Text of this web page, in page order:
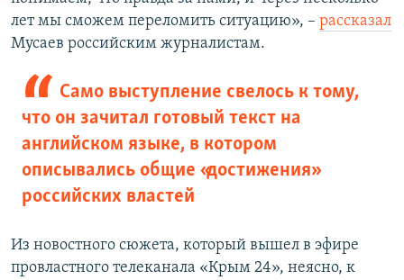
лет мы сможем переломить ситуацию», – рассказал
Мусаев российским журналистам.
Само выступление свелось к тому,
что он зачитал готовый текст на
английском языке, в котором
описывались общие «достижения»
российских властей
Из новостного сюжета, который вышел в эфире
провластного телеканала «Крым 24», неясно, к